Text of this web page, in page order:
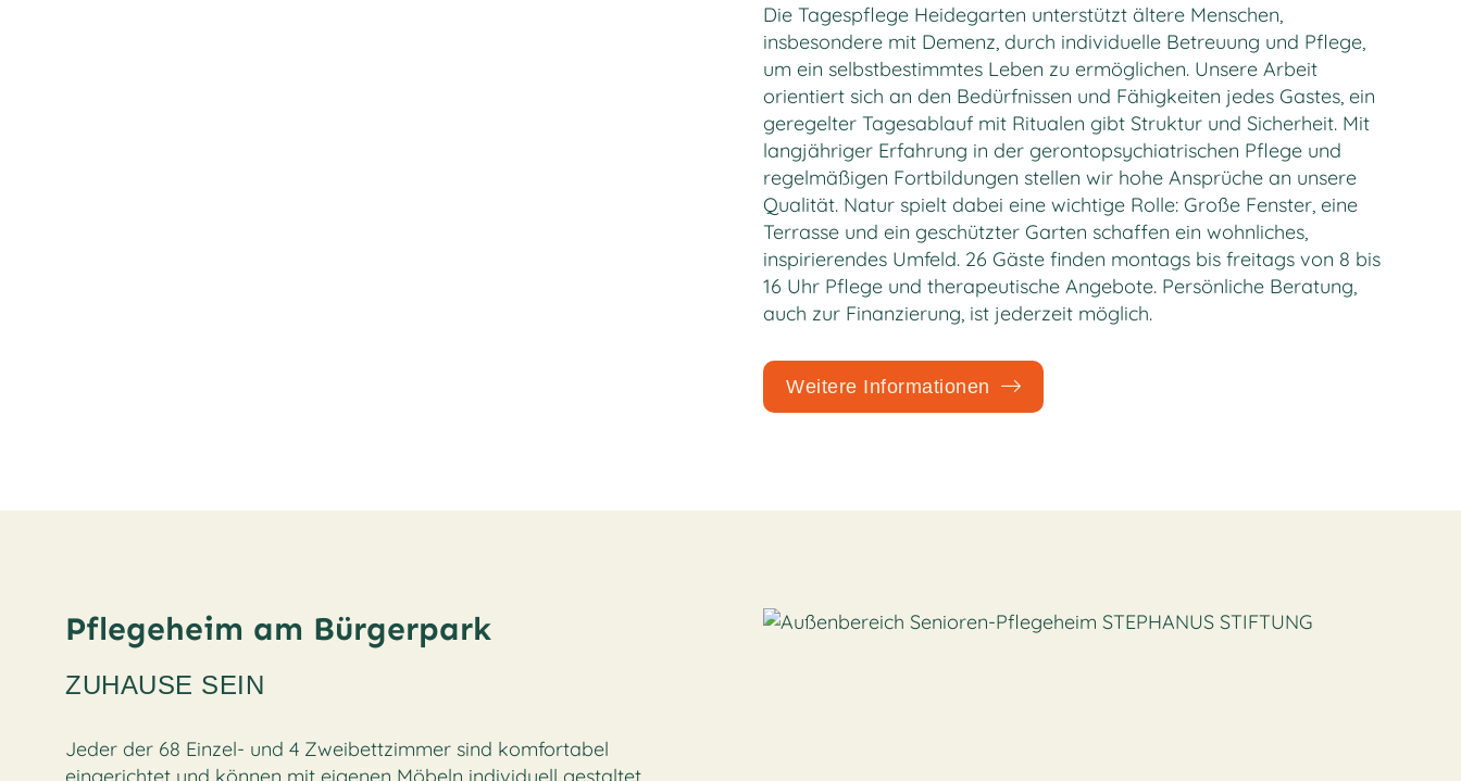
Die Tagespflege Heidegarten unterstützt ältere Menschen,
insbesondere mit Demenz, durch individuelle Betreuung und Pflege,
um ein selbstbestimmtes Leben zu ermöglichen. Unsere Arbeit
orientiert sich an den Bedürfnissen und Fähigkeiten jedes Gastes, ein
geregelter Tagesablauf mit Ritualen gibt Struktur und Sicherheit. Mit
langjähriger Erfahrung in der gerontopsychiatrischen Pflege und
regelmäßigen Fortbildungen stellen wir hohe Ansprüche an unsere
Qualität. Natur spielt dabei eine wichtige Rolle: Große Fenster, eine
Terrasse und ein geschützter Garten schaffen ein wohnliches,
inspirierendes Umfeld. 26 Gäste finden montags bis freitags von 8 bis
16 Uhr Pflege und therapeutische Angebote. Persönliche Beratung,
auch zur Finanzierung, ist jederzeit möglich.
Weitere Informationen
Pflegeheim am Bürgerpark
ZUHAUSE SEIN
Jeder der 68 Einzel- und 4 Zweibettzimmer sind komfortabel